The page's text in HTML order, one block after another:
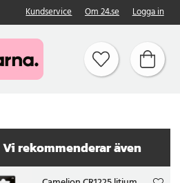
Kundservice Om 24.se Logga in
Vi rekommenderar även